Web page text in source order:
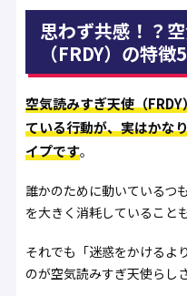
思わず共感！？
（FRDY）の特徴
空気読みすぎ天使（
ている行動が、実はかな
イプです。
誰かのために動いているつ
を大きく消耗していることも
それでも「迷惑をかけるよ
のが空気読みすぎ天使らし